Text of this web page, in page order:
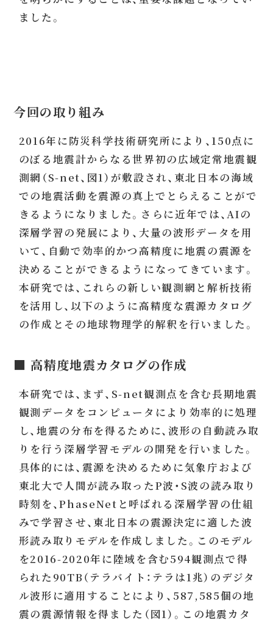
ました。
今回の取り組み
2016年に防災科学技術研究所により、150点に
のぼる地震計からなる世界初の広域定常地震観
測網（S-net、図1）が敷設され、東北日本の海域
での地震活動を震源の真上でとらえることがで
きるようになりました。さらに近年では、AIの
深層学習の発展により、大量の波形データを用
いて、自動で効率的かつ高精度に地震の震源を
決めることができるようになってきています。
本研究では、これらの新しい観測網と解析技術
を活用し、以下のように高精度な震源カタログ
の作成とその地球物理学的解釈を行いました。
■ 高精度地震カタログの作成
本研究では、まず、S-net観測点を含む長期地震
観測データをコンピュータにより効率的に処理
し、地震の分布を得るために、波形の自動読み取
りを行う深層学習モデルの開発を行いました。
具体的には、震源を決めるために気象庁および
東北大で人間が読み取ったP波・S波の読み取り
時刻を、PhaseNetと呼ばれる深層学習の仕組
みで学習させ、東北日本の震源決定に適した波
形読み取りモデルを作成しました。このモデル
を2016-2020年に陸域を含む594観測点で得
られた90TB（テラバイト：テラは1兆）のデジタ
ル波形に適用することにより、587,585個の地
震の震源情報を得ました（図1）。この地震カタ